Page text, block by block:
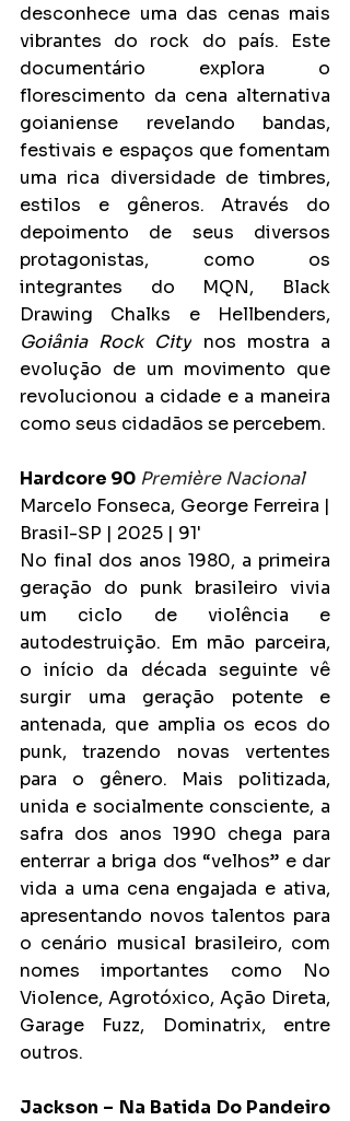
desconhece uma das cenas mais
vibrantes do rock do país. Este
documentário explora o
florescimento da cena alternativa
goianiense revelando bandas,
festivais e espaços que fomentam
uma rica diversidade de timbres,
estilos e gêneros. Através do
depoimento de seus diversos
protagonistas, como os
integrantes do MQN, Black
Drawing Chalks e Hellbenders,
Goiânia Rock City nos mostra a
evolução de um movimento que
revolucionou a cidade e a maneira
como seus cidadãos se percebem.
Hardcore 90 Première Nacional
Marcelo Fonseca, George Ferreira |
Brasil-SP | 2025 | 91'
No final dos anos 1980, a primeira
geração do punk brasileiro vivia
um ciclo de violência e
autodestruição. Em mão parceira,
o início da década seguinte vê
surgir uma geração potente e
antenada, que amplia os ecos do
punk, trazendo novas vertentes
para o gênero. Mais politizada,
unida e socialmente consciente, a
safra dos anos 1990 chega para
enterrar a briga dos “velhos” e dar
vida a uma cena engajada e ativa,
apresentando novos talentos para
o cenário musical brasileiro, com
nomes importantes como No
Violence, Agrotóxico, Ação Direta,
Garage Fuzz, Dominatrix, entre
outros.
Jackson – Na Batida Do Pandeiro